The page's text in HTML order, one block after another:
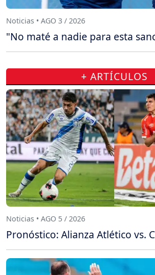
Noticias • AGO 3 / 2026
"No maté a nadie para esta
+ ARTÍCULOS
Noticias • AGO 5 / 2026
Pronóstico: Alianza Atlético vs.